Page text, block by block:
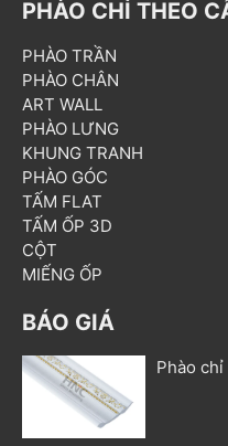
PHÀO CHỈ THEO
PHÀO TRẦN
PHÀO CHÂN
ART WALL
PHÀO LƯNG
KHUNG TRANH
PHÀO GÓC
TẤM FLAT
TẤM ỐP 3D
CỘT
MIẾNG ỐP
BÁO GIÁ
Phào chỉ